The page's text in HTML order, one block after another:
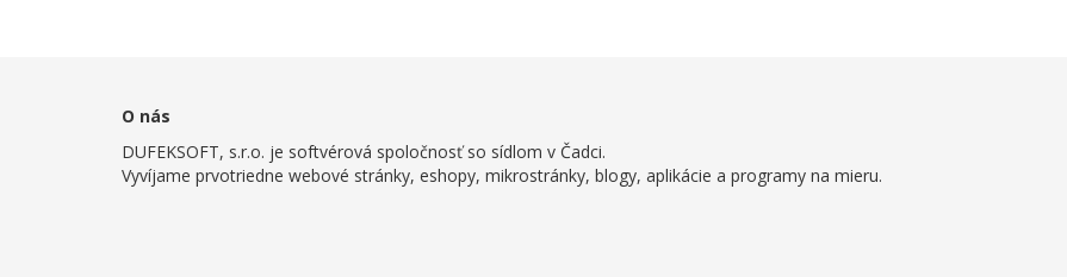
O nás
DUFEKSOFT, s.r.o. je softvérová spoločnosť so sídlom v Čadci.
Vyvíjame prvotriedne webové stránky, eshopy, mikrostránky, blogy, aplikácie a programy na mieru.